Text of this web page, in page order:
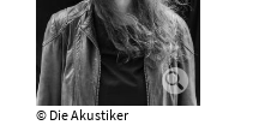
© Die Akustiker